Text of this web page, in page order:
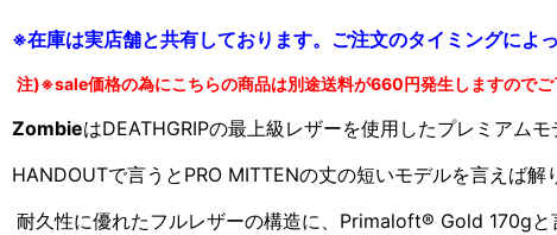
※在庫は実店舗と共有しております。ご注文のタイミングによ
注)※sale価格の為にこちらの商品は別途送料が660円発生しますのでご
ZombieはDEATHGRIPの最上級レザーを使用したプレミアムモ
HANDOUTで言うとPRO MITTENの丈の短いモデルを言えば解
耐久性に優れたフルレザーの構造に、Primaloft® Gold 170gと